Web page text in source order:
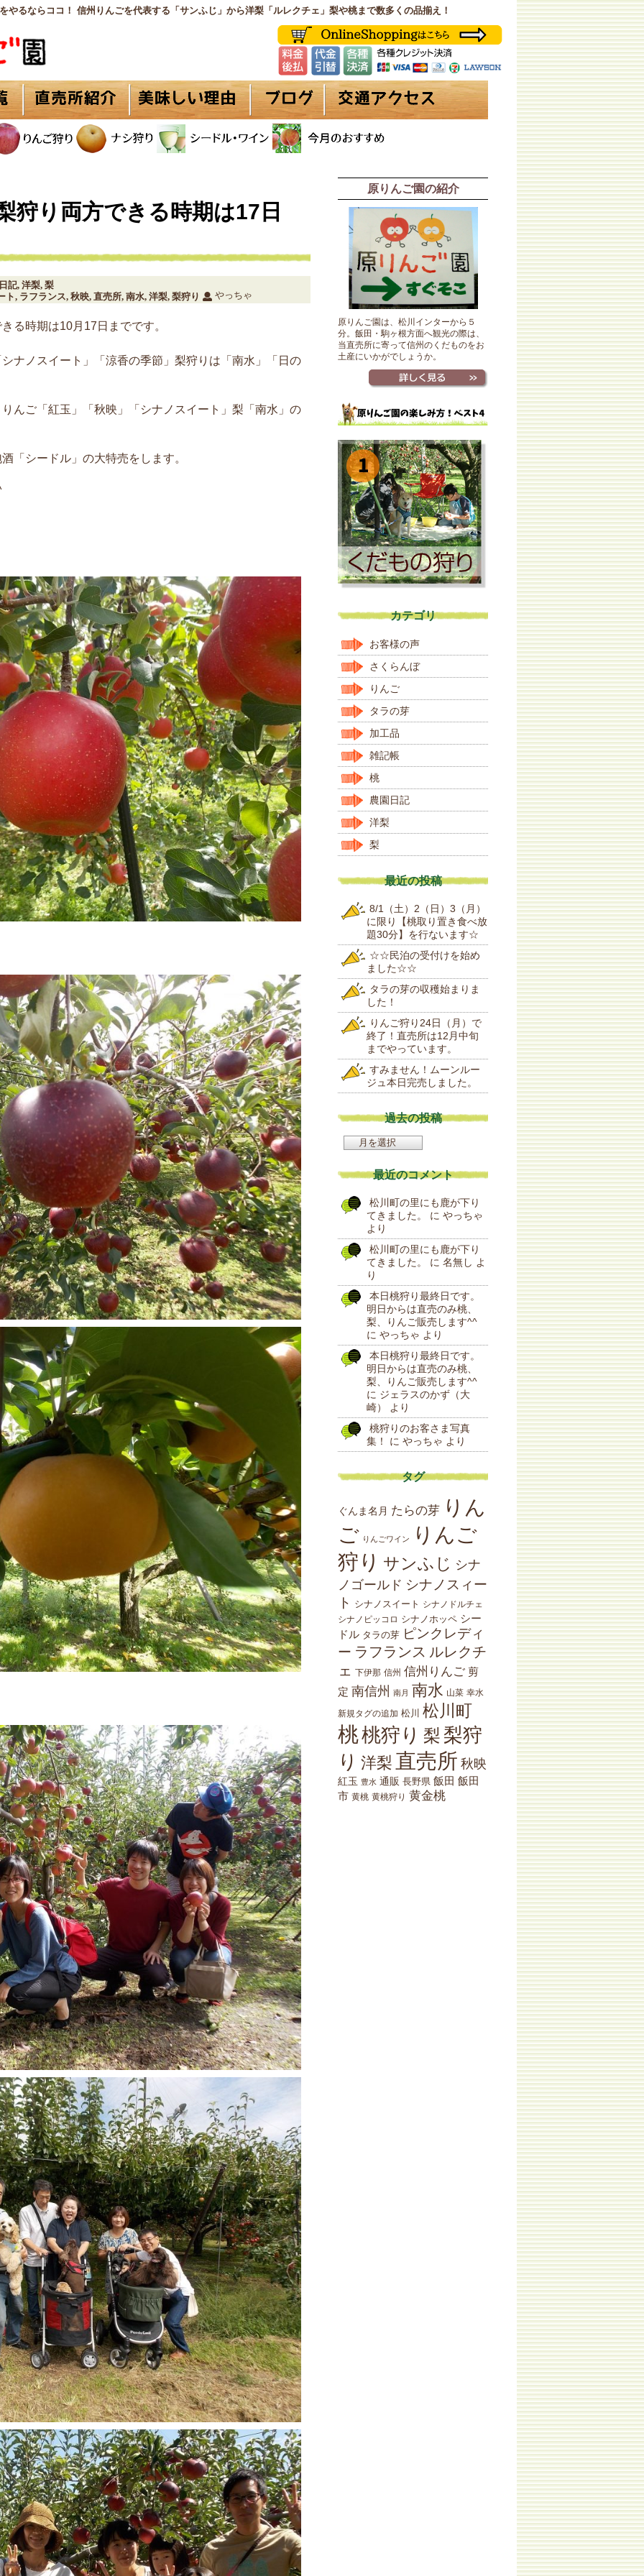
やるならココ！ 信州りんごを代表する「サンふじ」から洋梨「ルレクチェ」梨や桃まで数多くの品揃え！
狩り両方できる時期は17日
記, 洋梨, 梨
ト, ラフランス, 秋映, 直売所, 南水, 洋梨, 梨狩り やっちゃ
る時期は10月17日までです。
ナノスイート」「涼香の季節」梨狩りは「南水」「日の
んご「紅玉」「秋映」「シナノスイート」梨「南水」の
「シードル」の大特売をします。
原りんご園の紹介
原りんご園は、松川インターから５
分。飯田・駒ヶ根方面へ観光の際は、
当直売所に寄って信州のくだものをお
土産にいかがでしょうか。
カテゴリ
お客様の声
さくらんぼ
りんご
タラの芽
加工品
雑記帳
桃
農園日記
洋梨
梨
最近の投稿
8/1（土）2（日）3（月）
に限り【桃取り置き食べ放
題30分】を行ないます☆
☆☆民泊の受付けを始め
ました☆☆
タラの芽の収穫始まりま
した！
りんご狩り24日（月）で
終了！直売所は12月中旬
までやっています。
すみません！ムーンルー
ジュ本日完売しました。
過去の投稿
去
投
最近のコメント
松川町の里にも鹿が下り
てきました。
に やっちゃ
より
松川町の里にも鹿が下り
てきました。
に 名無し よ
り
本日桃狩り最終日です。
明日からは直売のみ桃、
梨、りんご販売します^^
に やっちゃ より
本日桃狩り最終日です。
明日からは直売のみ桃、
梨、りんご販売します^^
に ジェラスのかず（大
崎）
より
桃狩りのお客さま写真
集！
に やっちゃ より
タグ
ぐんま名月 たらの芽 りん
ご りんごワイン
りんご
狩り サンふじ シナ
ノゴールド シナノスィー
ト シナノスイート シナノドルチェ
シナノピッコロ シナノホッペ シー
ドル タラの芽 ピンクレディ
ー ラフランス ルレクチ
ェ 下伊那 信州 信州りんご 剪
定 南信州 南月 南水 山菜 幸水
新規タグの追加 松川 松川町
桃桃狩り 梨 梨狩
り 洋梨 直売所 秋映
紅玉 豊水 通販 長野県 飯田 飯田
市 黄桃 黄桃狩り 黄金桃